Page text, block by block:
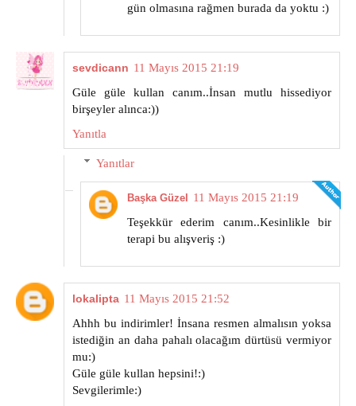
gün olmasına rağmen burada da yoktu :)
sevdicann 11 Mayıs 2015 21:19
Güle güle kullan canım..İnsan mutlu hissediyor
birşeyler alınca:))
Yanıtla
Yanıtlar
Başka Güzel
11 Mayıs 2015 21:19
Teşekkür ederim canım..Kesinlikle bir
terapi bu alışveriş :)
lokalipta 11 Mayıs 2015 21:52
Ahhh bu indirimler! İnsana resmen almalısın yoksa
istediğin an daha pahalı olacağım dürtüsü vermiyor
mu:)
Güle güle kullan hepsini!:)
Sevgilerimle:)